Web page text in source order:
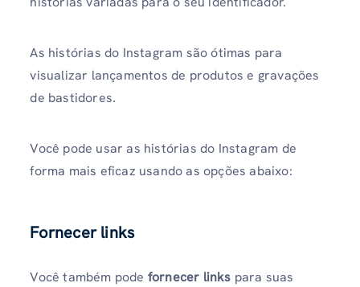
As histórias do Instagram são ótimas para
visualizar lançamentos de produtos e gravações
de bastidores.
Você pode usar as histórias do Instagram de
forma mais eficaz usando as opções abaixo:
Fornecer links
Você também pode fornecer links para suas